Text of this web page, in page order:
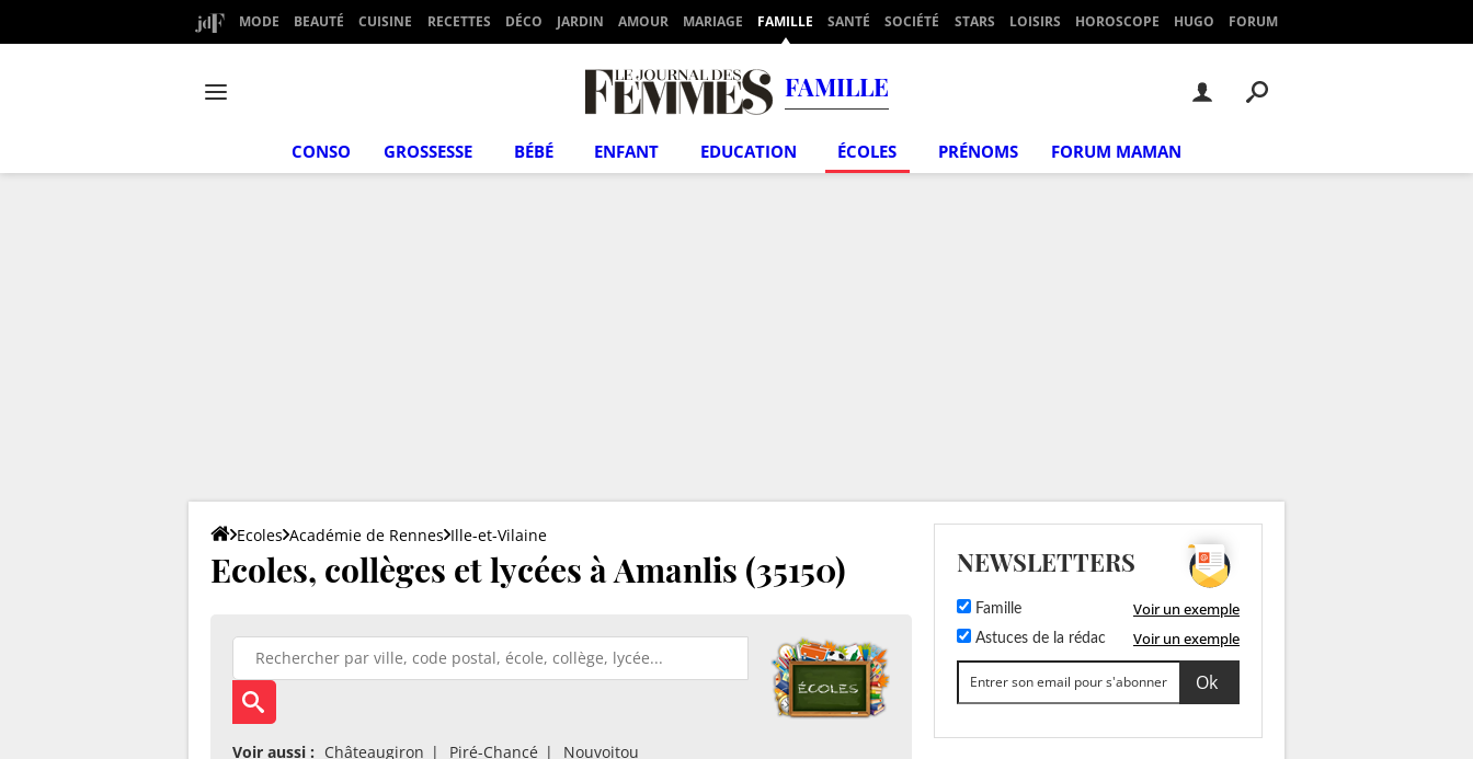
MODE BEAUTÉ CUISINE RECETTES DÉCO JARDIN AMOUR MARIAGE FAMILLE SANTÉ SOCIÉTÉ STARS LOISIRS HOROSCOPE HUGO FORUM
FAMILLE
CONSO GROSSESSE BÉBÉ ENFANT EDUCATION ÉCOLES PRÉNOMS FORUM MAMAN
Ecoles Académie de Rennes Ille-et-Vilaine
Ecoles, collèges et lycées à Amanlis (35150)
Voir aussi : Châteaugiron Piré-Chancé Nouvoitou
NEWSLETTERS
Famille Voir un exemple
Astuces de la rédac Voir un exemple